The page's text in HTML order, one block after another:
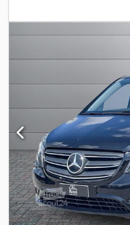
înmatriculare:
Goupil G6, cu baterie litiu
autonomie (conform
electrică de 5000W,
recuperare, uși cu oglinzi
electrice, protecție la
sferic, sarcină maximă
StVZO. Cutie de transport
MP3 și Bluetooth, girofar
comenzi în cabină pentru
trei laturi din aluminiu
vehicule combinate.
93095 Hagelstadt.